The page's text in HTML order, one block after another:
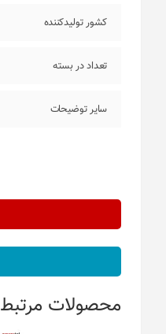
کشور تولیدکننده
تعداد در بسته
سایر توضیحات
محصولات مرتبط